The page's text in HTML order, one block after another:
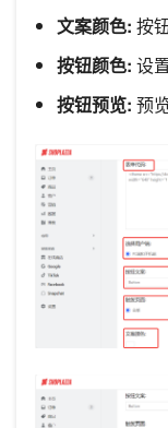
文案颜色: 按
按钮颜色: 设
按钮预览: 预